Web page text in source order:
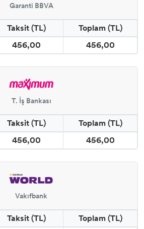
Garanti BBVA
Taksit (TL)
Toplam (TL)
456,00 456,00
T. İş Bankası
Taksit (TL)
Toplam (TL)
456,00 456,00
Vakıfbank
Taksit (TL)
Toplam (TL)